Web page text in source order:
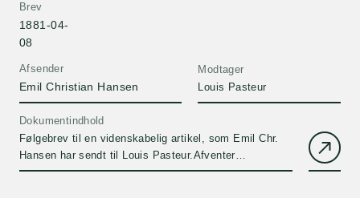
Afsender
Emil Christian Hansen
Brev
1881-04-
08
Modtager
Louis Pasteur
Dokumentindhold
Følgebrev til en videnskabelig artikel, som Emil Chr.
Hansen har sendt til Louis Pasteur.Afventer
transskription